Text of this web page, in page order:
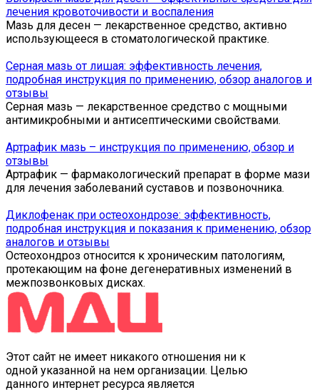
лечения кровоточивости и воспаления
Мазь для десен — лекарственное средство, активно
использующееся в стоматологической практике.
Серная мазь от лишая: эффективность лечения,
подробная инструкция по применению, обзор аналогов и
отзывы
Серная мазь — лекарственное средство с мощными
антимикробными и антисептическими свойствами.
Артрафик мазь – инструкция по применению, обзор и
отзывы
Артрафик — фармакологический препарат в форме мази
для лечения заболеваний суставов и позвоночника.
Диклофенак при остеохондрозе: эффективность,
подробная инструкция и показания к применению, обзор
аналогов и отзывы
Остеохондроз относится к хроническим патологиям,
протекающим на фоне дегенеративных изменений в
межпозвонковых дисках.
Этот сайт не имеет никакого отношения ни к
одной указанной на нем организации. Целью
данного интернет ресурса является